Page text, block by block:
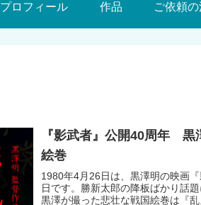
プロフィール 作品 ご依頼
『影武者』公開40周年 黒
絵巻
1980年4月26日は、黒澤明の映画
日です。勝新太郎の降板ばかり話
黒澤が撮った悲壮な戦国絵巻は『